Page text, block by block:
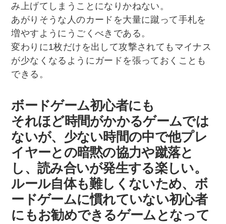
み上げてしまうことになりかねない。
あがりそうな人のカードを大量に蹴って手札を
増やすようにうごくべきである。
変わりに1枚だけを出して攻撃されてもマイナス
が少なくなるようにガードを張っておくことも
できる。
ボードゲーム初心者にも
それほど時間がかかるゲームでは
ないが、少ない時間の中で他プレ
イヤーとの暗黙の協力や蹴落と
し、読み合いが発生する楽しい。
ルール自体も難しくないため、ボ
ードゲームに慣れていない初心者
にもお勧めできるゲームとなって